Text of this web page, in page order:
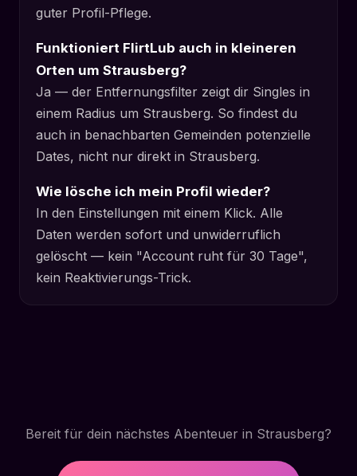
guter Profil-Pflege.
Funktioniert FlirtLub auch in kleineren
Orten um Strausberg?
Ja — der Entfernungsfilter zeigt dir Singles in
einem Radius um Strausberg. So findest du
auch in benachbarten Gemeinden potenzielle
Dates, nicht nur direkt in Strausberg.
Wie lösche ich mein Profil wieder?
In den Einstellungen mit einem Klick. Alle
Daten werden sofort und unwiderruflich
gelöscht — kein "Account ruht für 30 Tage",
kein Reaktivierungs-Trick.
Bereit für dein nächstes Abenteuer in Strausberg?